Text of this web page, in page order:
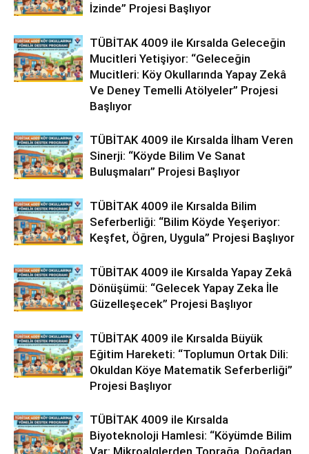
İzinde” Projesi Başlıyor
TÜBİTAK 4009 ile Kırsalda Geleceğin
Mucitleri Yetişiyor: “Geleceğin
Mucitleri: Köy Okullarında Yapay Zekâ
Ve Deney Temelli Atölyeler” Projesi
Başlıyor
TÜBİTAK 4009 ile Kırsalda İlham Veren
Sinerji: “Köyde Bilim Ve Sanat
Buluşmaları” Projesi Başlıyor
TÜBİTAK 4009 ile Kırsalda Bilim
Seferberliği: “Bilim Köyde Yeşeriyor:
Keşfet, Öğren, Uygula” Projesi Başlıyor
TÜBİTAK 4009 ile Kırsalda Yapay Zekâ
Dönüşümü: “Gelecek Yapay Zeka İle
Güzelleşecek” Projesi Başlıyor
TÜBİTAK 4009 ile Kırsalda Büyük
Eğitim Hareketi: “Toplumun Ortak Dili:
Okuldan Köye Matematik Seferberliği”
Projesi Başlıyor
TÜBİTAK 4009 ile Kırsalda
Biyoteknoloji Hamlesi: “Köyümde Bilim
Var: Mikroalglerden Toprağa, Doğadan